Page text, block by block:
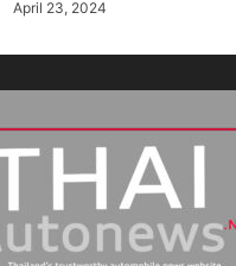
April 23, 2024